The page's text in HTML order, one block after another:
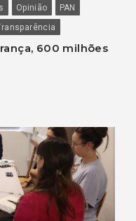
Opinião
PAN
600 milhões